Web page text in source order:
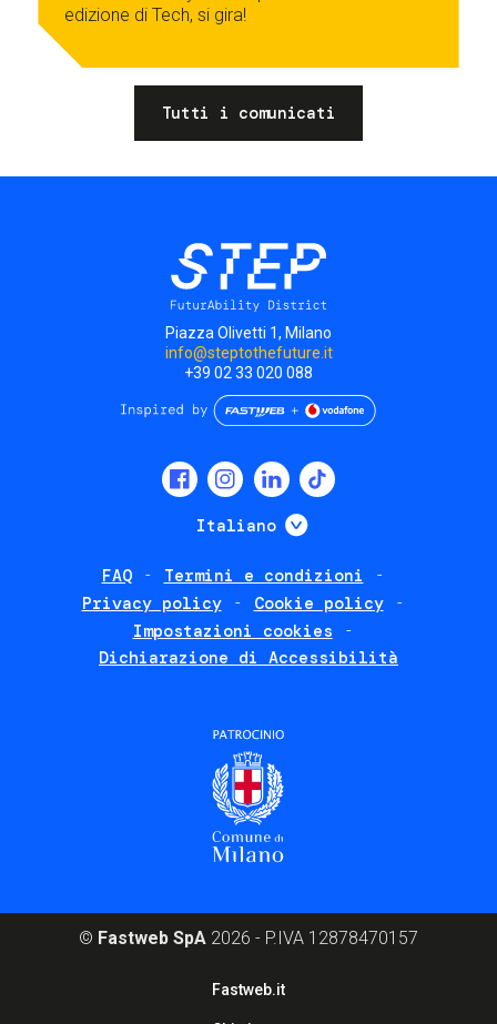
edizione di Tech, si gira!
Tutti i comunicati
Piazza Olivetti 1, Milano
info@steptothefuture.it
+39 02 33 020 088
Italiano Mostra ulteriori
FAQ
Termini e condizioni
Privacy policy
Cookie policy
Impostazioni cookies
Dichiarazione di Accessibilità
© Fastweb SpA 2026 - P.IVA 12878470157
Fastweb.it